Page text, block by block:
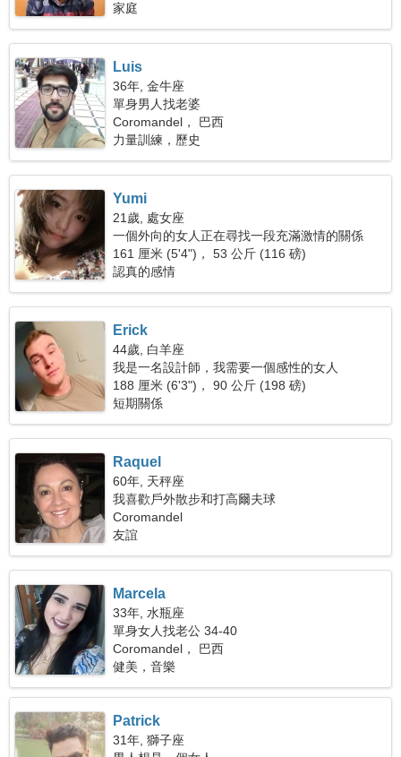
家庭
Luis
36年, 金牛座
單身男人找老婆
Coromandel， 巴西
力量訓練，歷史
Yumi
21歲, 處女座
一個外向的女人正在尋找一段充滿激情的關係
161 厘米 (5'4")， 53 公斤 (116 磅)
認真的感情
Erick
44歲, 白羊座
我是一名設計師，我需要一個感性的女人
188 厘米 (6'3")， 90 公斤 (198 磅)
短期關係
Raquel
60年, 天秤座
我喜歡戶外散步和打高爾夫球
Coromandel
友誼
Marcela
33年, 水瓶座
單身女人找老公 34-40
Coromandel， 巴西
健美，音樂
Patrick
31年, 獅子座